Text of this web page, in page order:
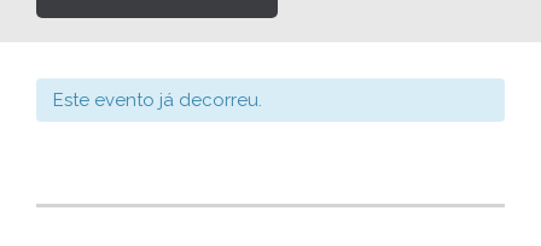
Este evento já decorreu.